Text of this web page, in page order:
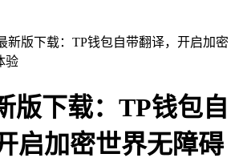
新版下载：TP钱包自带翻译，开启加密
验
版下载：TP钱包自
启加密世界无障碍